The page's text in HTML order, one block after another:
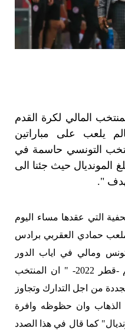
المالي لكرة القدم
يلعب على مباراتين
التونسي حاسمة في
المونديال حيث جئنا الى
".
التي عقدها مساء اليوم
بملعب حمادي العقربي برادس
ومالي في اياب الدور
الحاسم المؤهل الى كاس العالم -قطر 2022- " ان المنتخب
من اجل التدارك وتجاوز
الذهاب وان حظوظه وافرة
كما قال في هذا الصدد